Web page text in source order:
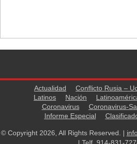
Actualidad Conflicto Rusia –
Latinos
Nación
Coronavirus
Coronavirus-
Informe Especial
© Copyright 2026, All Rights Reserved. |